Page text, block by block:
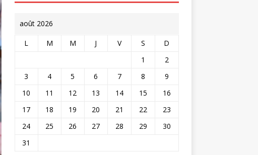
août 2026
L M M J V S
D
1
2
3
4 5 6 7 8
9
10
11 12 13 14 15
16
17
18 19 20 21 22
23
24
25 26 27 28 29
30
31